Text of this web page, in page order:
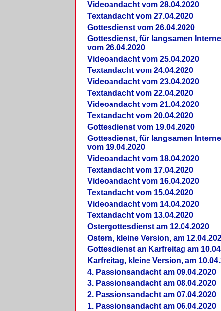
Videoandacht vom 28.04.2020
Textandacht vom 27.04.2020
Gottesdienst vom 26.04.2020
Gottesdienst, für langsamen
vom 26.04.2020
Videoandacht vom 25.04.2020
Textandacht vom 24.04.2020
Videoandacht vom 23.04.2020
Textandacht vom 22.04.2020
Videoandacht vom 21.04.2020
Textandacht vom 20.04.2020
Gottesdienst vom 19.04.2020
Gottesdienst, für langsamen
vom 19.04.2020
Videoandacht vom 18.04.2020
Textandacht vom 17.04.2020
Videoandacht vom 16.04.2020
Textandacht vom 15.04.2020
Videoandacht vom 14.04.2020
Textandacht vom 13.04.2020
Ostergottesdienst am 12.04.2020
Ostern, kleine Version, am
Gottesdienst an Karfreitag am
Karfreitag, kleine Version, am
4. Passionsandacht am 09.04.2020
3. Passionsandacht am 08.04.2020
2. Passionsandacht am 07.04.2020
1. Passionsandacht am 06.04.2020